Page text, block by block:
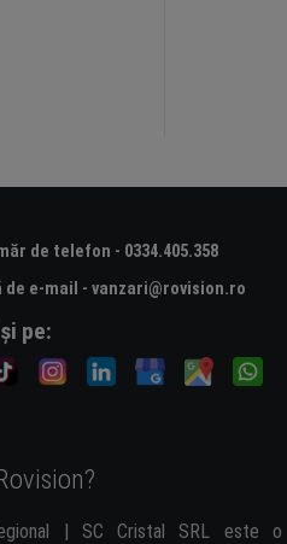
de telefon - 0334.405.358
e-mail - vanzari@rovision.ro
pe:
| SC Cristal SRL este o